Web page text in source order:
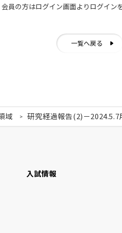
会員の方はログイン画面より ログイン
一覧へ戻る
域 研究経過報告(2)－2024.5.7
入試情報